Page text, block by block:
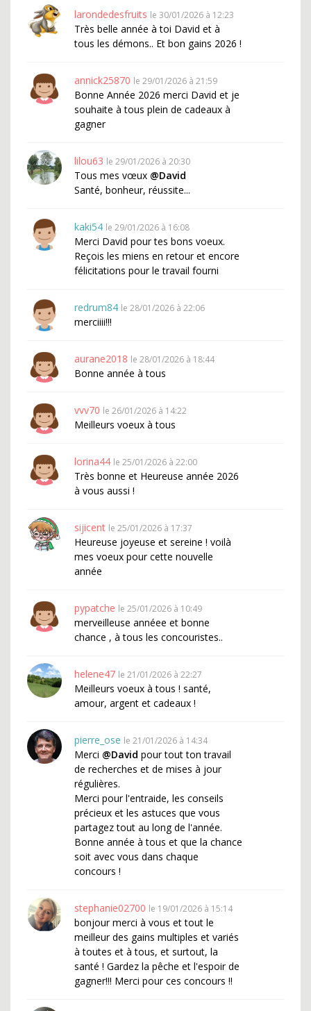
larondedesfruits le 30/01/2026 à 12:23
Très belle année à toi David et à
tous les démons.. Et bon gains 2026 !
annick25870 le 29/01/2026 à 21:59
Bonne Année 2026 merci David et je
souhaite à tous plein de cadeaux à
gagner
lilou63 le 29/01/2026 à 20:30
Tous mes vœux @David
Santé, bonheur, réussite...
kaki54 le 29/01/2026 à 16:08
Merci David pour tes bons voeux.
Reçois les miens en retour et encore
félicitations pour le travail fourni
redrum84 le 28/01/2026 à 22:06
merciiii!!!
aurane2018 le 28/01/2026 à 18:44
Bonne année à tous
vvv70 le 26/01/2026 à 14:22
Meilleurs voeux à tous
lorina44 le 25/01/2026 à 22:00
Très bonne et Heureuse année 2026
à vous aussi !
sijicent le 25/01/2026 à 17:37
Heureuse joyeuse et sereine ! voilà
mes voeux pour cette nouvelle
année
pypatche le 25/01/2026 à 10:49
merveilleuse annéee et bonne
chance , à tous les concouristes..
helene47 le 21/01/2026 à 22:27
Meilleurs voeux à tous ! santé,
amour, argent et cadeaux !
pierre_ose le 21/01/2026 à 14:34
Merci @David pour tout ton travail
de recherches et de mises à jour
régulières.
Merci pour l'entraide, les conseils
précieux et les astuces que vous
partagez tout au long de l'année.
Bonne année à tous et que la chance
soit avec vous dans chaque
concours !
stephanie02700 le 19/01/2026 à 15:14
bonjour merci à vous et tout le
meilleur des gains multiples et variés
à toutes et à tous, et surtout, la
santé ! Gardez la pêche et l'espoir de
gagner!!! Merci pour ces concours !!